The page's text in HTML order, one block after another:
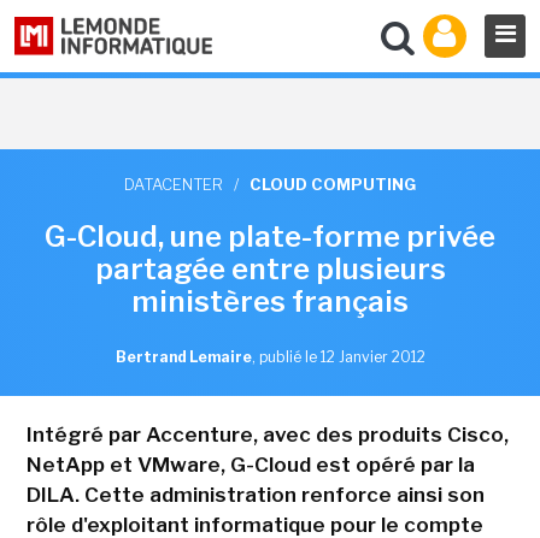
DATACENTER / CLOUD COMPUTING
G-Cloud, une plate-forme privée
partagée entre plusieurs
ministères français
Bertrand Lemaire, publié le 12 Janvier 2012
Intégré par Accenture, avec des produits Cisco,
NetApp et VMware, G-Cloud est opéré par la
DILA. Cette administration renforce ainsi son
rôle d'exploitant informatique pour le compte